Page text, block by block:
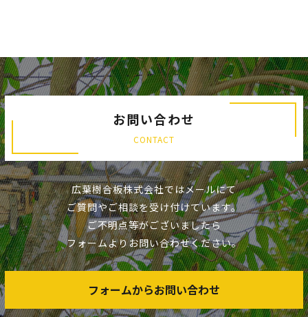
お問い合わせ
CONTACT
広葉樹合板株式会社ではメールにて
ご質問やご相談を受け付けています。
ご不明点等がございましたら
フォームよりお問い合わせください。
フォームからお問い合わせ